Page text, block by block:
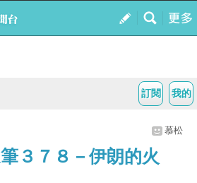
我的
訂閱
慕松
筆３７８－伊朗的火